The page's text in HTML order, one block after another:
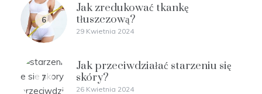
6
Jak zredukować tkankę
tłuszczową?
29 Kwietnia 2024
7
Jak przeciwdziałać starzeniu się
skóry?
26 Kwietnia 2024